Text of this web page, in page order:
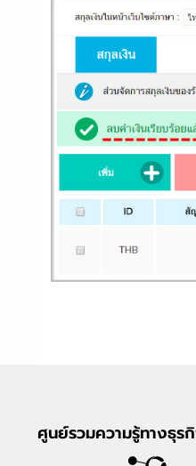
ศูนย์รวมความรู้ทางธุร